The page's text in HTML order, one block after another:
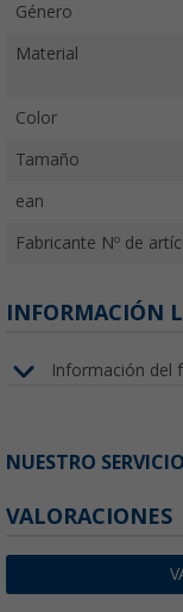
Género
Material
Color
Tamaño
ean
Fabricante Nº de
INFORMACIÓN
Información del
NUESTRO SERVICIO
VALORACIONES